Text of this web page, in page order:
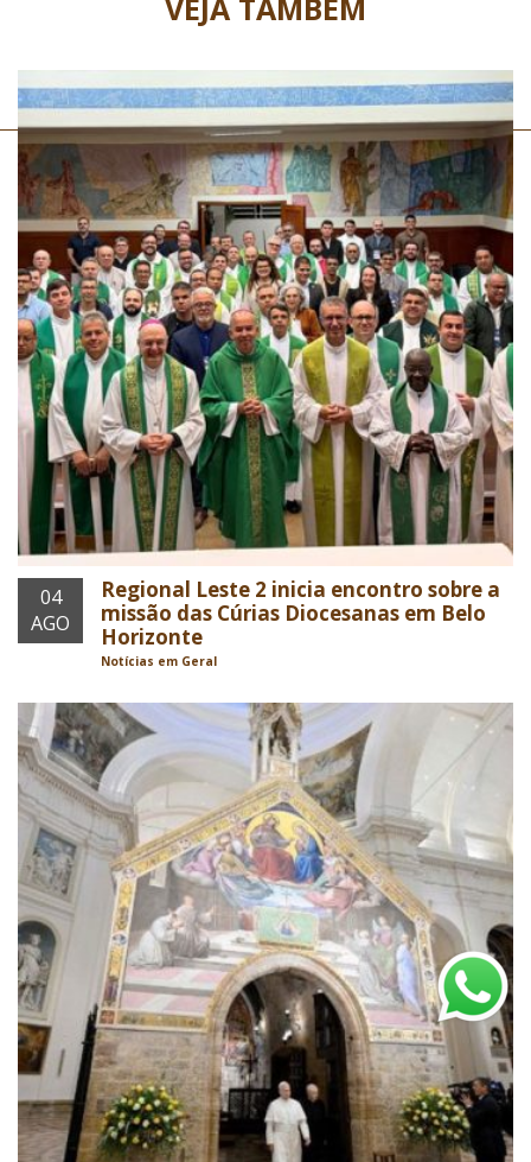
VEJA TAMBÉM
04
AGO
Regional Leste 2 inicia encontro sobre a
missão das Cúrias Diocesanas em Belo
Horizonte
Notícias em Geral